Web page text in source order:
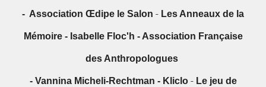
- Association Œdipe le Salon - Les Anneaux de la
Mémoire- Isabelle Floc'h - Association Française
des Anthropologues
- Vannina Micheli-Rechtman - Kliclo- Le jeu de